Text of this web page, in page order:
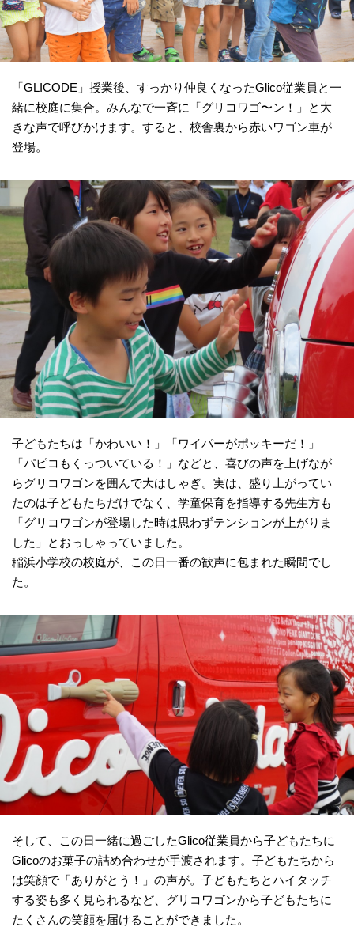
「GLICODE」授業後、すっかり仲良くなったGlico従業員と一
緒に校庭に集合。みんなで一斉に「グリコワゴ〜ン！」と大
きな声で呼びかけます。すると、校舎裏から赤いワゴン車が
登場。
子どもたちは「かわいい！」「ワイパーがポッキーだ！」
「パピコもくっついている！」などと、喜びの声を上げなが
らグリコワゴンを囲んで大はしゃぎ。実は、盛り上がってい
たのは子どもたちだけでなく、学童保育を指導する先生方も
「グリコワゴンが登場した時は思わずテンションが上がりま
した」とおっしゃっていました。
稲浜小学校の校庭が、この日一番の歓声に包まれた瞬間でし
た。
そして、この日一緒に過ごしたGlico従業員から子どもたちに
Glicoのお菓子の詰め合わせが手渡されます。子どもたちから
は笑顔で「ありがとう！」の声が。子どもたちとハイタッチ
する姿も多く見られるなど、グリコワゴンから子どもたちに
たくさんの笑顔を届けることができました。